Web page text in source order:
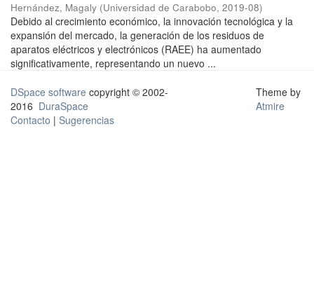
Hernández, Magaly (Universidad de Carabobo, 2019-08)
Debido al crecimiento económico, la innovación tecnológica y la
expansión del mercado, la generación de los residuos de
aparatos eléctricos y electrónicos (RAEE) ha aumentado
significativamente, representando un nuevo ...
DSpace software copyright © 2002-
2016 DuraSpace
Contacto | Sugerencias
Theme by
Atmire